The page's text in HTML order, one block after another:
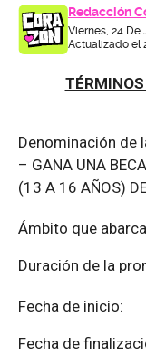
Redacción
Viernes, 24 De
Actualizado el
Denominación
– GANA UNA
(13 A 16 AÑOS)
Ámbito que
Duración de
Fecha de
Fecha de